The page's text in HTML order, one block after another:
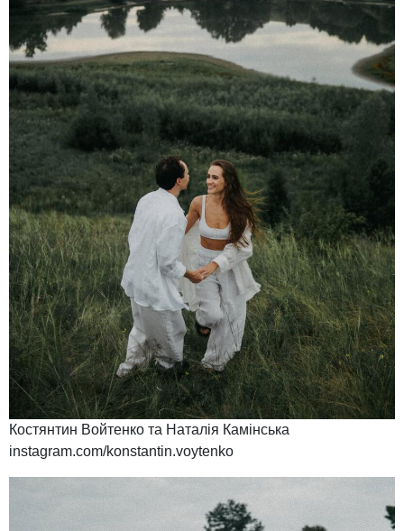
Костянтин Войтенко та Наталія Камінська
instagram.com/konstantin.voytenko